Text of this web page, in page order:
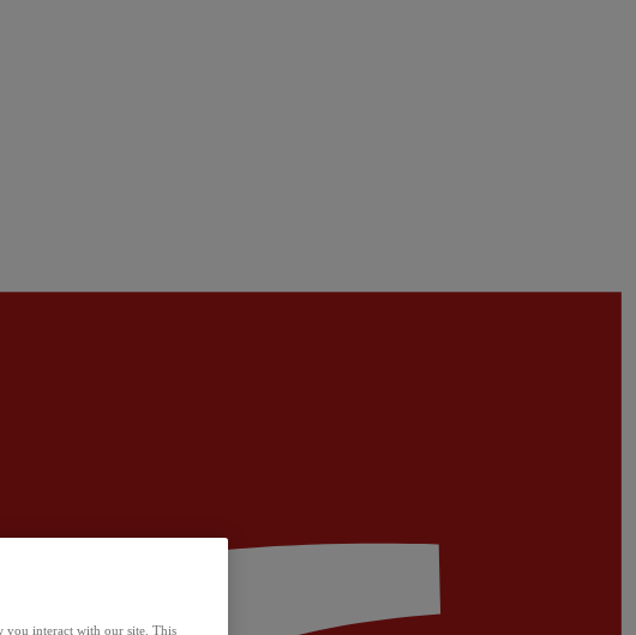
you interact with our site. This